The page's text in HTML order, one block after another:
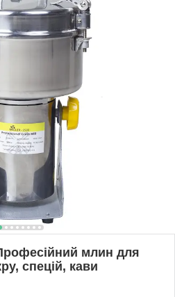
млин для
спецій, кави